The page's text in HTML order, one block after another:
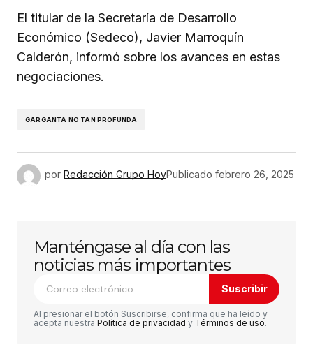
El titular de la Secretaría de Desarrollo
Económico (Sedeco), Javier Marroquín
Calderón, informó sobre los avances en estas
negociaciones.
GARGANTA NO TAN PROFUNDA
por Redacción Grupo HoyPublicado febrero 26, 2025
Manténgase al día con las
noticias más importantes
Suscribir
Al presionar el botón Suscribirse, confirma que ha leído y
acepta nuestra Política de privacidad y Términos de uso.